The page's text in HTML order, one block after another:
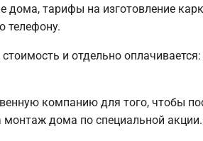
тарифы на изготовление
телефону.
и отдельно
компанию для того, чтобы
дома по специальной акции.